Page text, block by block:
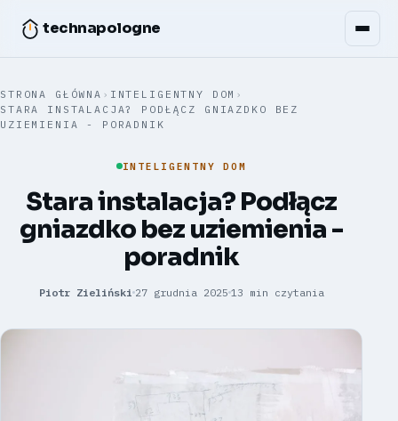
technapologne
STRONA GŁÓWNA › INTELIGENTNY DOM ›
STARA INSTALACJA? PODŁĄCZ GNIAZDKO BEZ
UZIEMIENIA - PORADNIK
INTELIGENTNY DOM
Stara instalacja? Podłącz
gniazdko bez uziemienia -
poradnik
Piotr Zieliński 27 grudnia 2025 13 min czytania